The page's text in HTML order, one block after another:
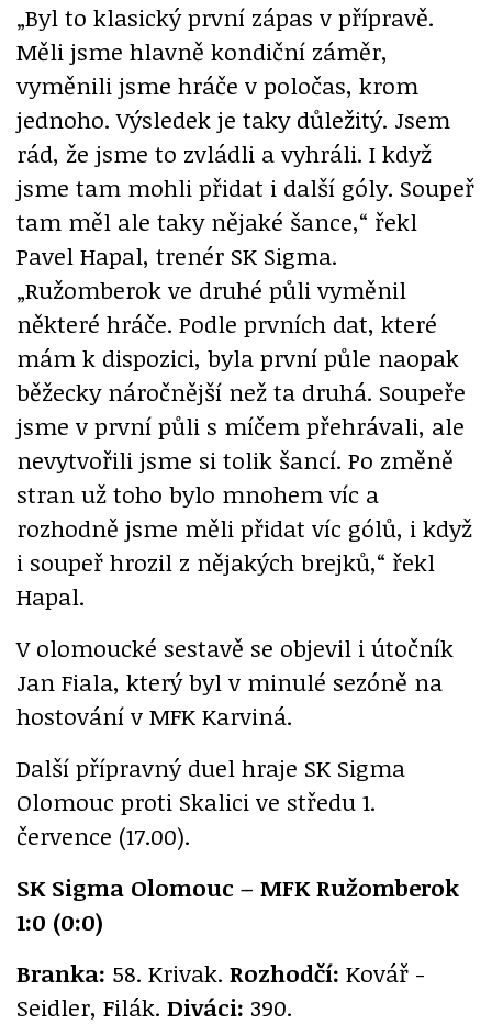
„Byl to klasický první zápas v přípravě.
Měli jsme hlavně kondiční záměr,
vyměnili jsme hráče v poločas, krom
jednoho. Výsledek je taky důležitý. Jsem
rád, že jsme to zvládli a vyhráli. I když
jsme tam mohli přidat i další góly. Soupeř
tam měl ale taky nějaké šance,“ řekl
Pavel Hapal, trenér SK Sigma.
„Ružomberok ve druhé půli vyměnil
některé hráče. Podle prvních dat, které
mám k dispozici, byla první půle naopak
běžecky náročnější než ta druhá. Soupeře
jsme v první půli s míčem přehrávali, ale
nevytvořili jsme si tolik šancí. Po změně
stran už toho bylo mnohem víc a
rozhodně jsme měli přidat víc gólů, i když
i soupeř hrozil z nějakých brejků,“ řekl
Hapal.
V olomoucké sestavě se objevil i útočník
Jan Fiala, který byl v minulé sezóně na
hostování v MFK Karviná.
Další přípravný duel hraje SK Sigma
Olomouc proti Skalici ve středu 1.
července (17.00).
SK Sigma Olomouc – MFK Ružomberok
1:0 (0:0)
Branka: 58. Krivak. Rozhodčí: Kovář -
Seidler, Filák. Diváci: 390.